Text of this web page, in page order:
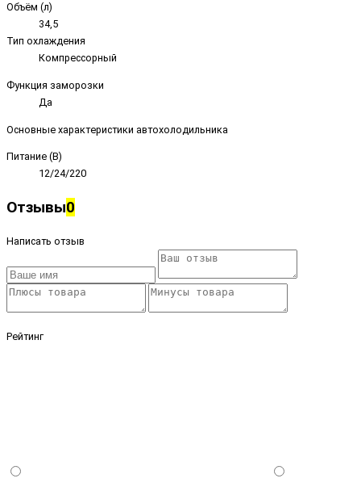
Объём (л)
34,5
Тип охлаждения
Компрессорный
Функция заморозки
Да
Основные характеристики автохолодильника
Питание (В)
12/24/220
Отзывы0
Написать отзыв
Рейтинг